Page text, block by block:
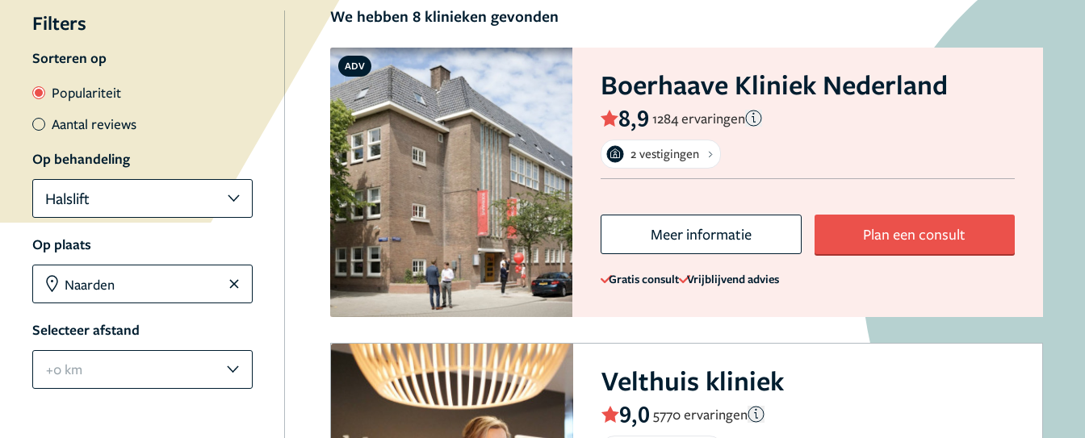
Filters
Sorteren op
Populariteit
Aantal reviews
Op behandeling
Halslift
Op plaats
Selecteer afstand
+0 km
We hebben 8 klinieken gevonden
ADV
Boerhaave Kliniek Nederland
8,9 1284 ervaringen
2 vestigingen
Meer informatie Plan een consult
Gratis consult Vrijblijvend advies
Velthuis kliniek
9,0 5770 ervaringen